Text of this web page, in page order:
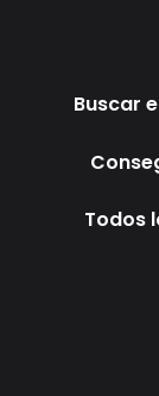
Buscar
Todos